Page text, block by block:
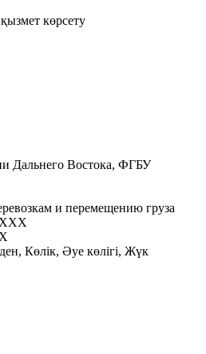
көрсету
Дальнего Востока, ФГБУ
и перемещению груза
Көлік, Әуе көлігі, Жүк